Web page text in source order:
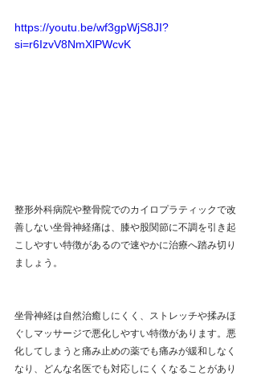
https://youtu.be/wf3gpWjS8JI?
si=r6IzvV8NmXlPWcvK
整形外科病院や整骨院でのカイロプラティックで改
善しない坐骨神経痛は、膝や股関節に不調を引き起
こしやすい特徴があるので速やかに治療へ踏み切り
ましょう。
坐骨神経は自然治癒しにくく、
ストレッチや揉みほ
ぐしマッサージで悪化しやすい特徴があります。悪
化してしまうと痛み止めの薬でも痛みが緩和しなく
なり、どんな名医でも対応しにくくなることがあり